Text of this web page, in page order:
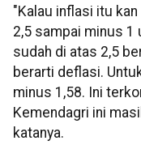
"Kalau inflasi itu
2,5 sampai minus 1
sudah di atas 2,5
berarti deflasi.
minus 1,58. Ini
Kemendagri ini
katanya.